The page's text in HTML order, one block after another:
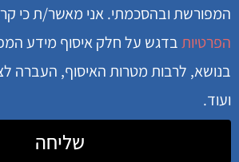
המפורשת ובהסכמתי. אני מאשר/ת כי
הפרטיותבדגש על חלק איסוף מידע
בנושא, לרבות מטרות האיסוף, העברה
ועוד.
שליחה